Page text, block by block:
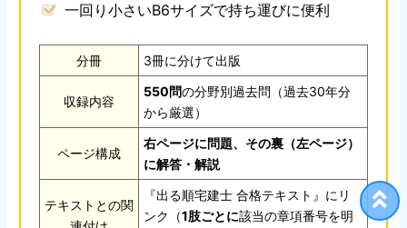
一回り小さいB6サイズで持ち運びに便利
分冊 3冊に分けて出版
収録内容
550問の分野別過去問（過去30年分
から厳選）
ページ構成
右ページに問題、その裏（左ページ）
に解答・解説
テキストとの関
『出る順宅建士 合格テキスト』にリ
ンク（1肢ごとに該当の章項番号を明